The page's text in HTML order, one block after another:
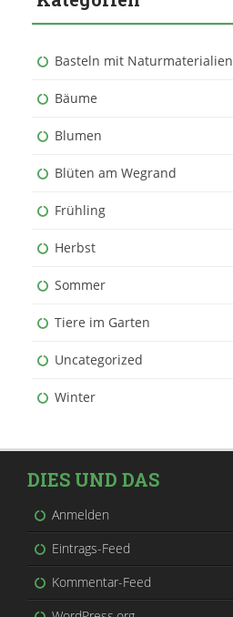
Basteln mit Naturmaterialien
Bäume
Blumen
Blüten am Wegrand
Frühling
Herbst
Sommer
Tiere im Garten
Uncategorized
Winter
DIES UND DAS
Anmelden
Eintrags-Feed
Kommentar-Feed